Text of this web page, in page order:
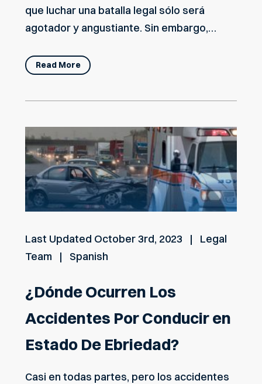
que luchar una batalla legal sólo será
agotador y angustiante. Sin embargo,…
Read More
Last Updated October 3rd, 2023
Legal
Team
Spanish
¿Dónde Ocurren Los
Accidentes Por Conducir en
Estado De Ebriedad?
Casi en todas partes, pero los accidentes